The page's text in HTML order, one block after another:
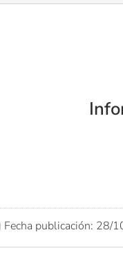
Fecha publicación: 28/